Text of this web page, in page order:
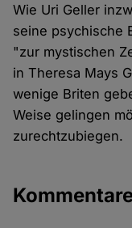
Wie Uri Geller
seine psychische
"zur mystischen
in Theresa Mays
wenige Briten
Weise gelingen
zurechtzubiegen.